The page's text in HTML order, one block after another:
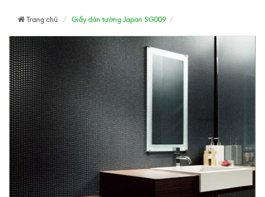
Trang chủ Giấy dán tường Japan SG009